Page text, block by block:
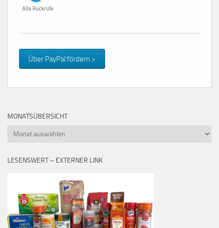
Über PayPal fördern >
MONATSÜBERSICHT
Monatsübersicht
LESENSWERT – EXTERNER LINK